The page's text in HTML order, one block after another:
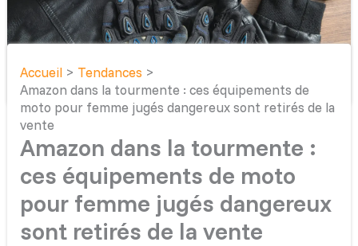
Accueil
Tendances
Amazon dans la tourmente : ces équipements de
moto pour femme jugés dangereux sont retirés de la
vente
Amazon dans la tourmente :
ces équipements de moto
pour femme jugés dangereux
sont retirés de la vente